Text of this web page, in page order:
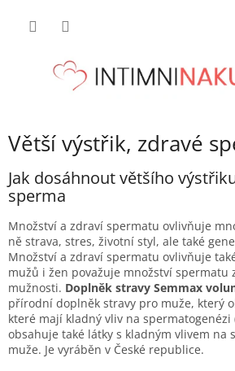
Větší výstřik, zdravé
Jak dosáhnout většího
sperma
Množství a zdraví spermatu ovlivňuje
ně strava, stres, životní styl, ale také
Množství a zdraví spermatu ovlivňuje
mužů i žen považuje množství spermatu
mužnosti. Doplněk stravy Semmax
přírodní doplněk stravy pro muže, který
které mají kladný vliv na
obsahuje také látky s kladným vlivem na
muže. Je vyráběn v České republice.